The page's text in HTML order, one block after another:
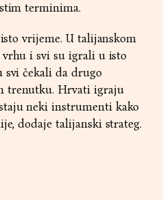
terminima.
vrijeme. U talijanskom
i svi su igrali u isto
svi čekali da drugo
trenutku. Hrvati igraju
neki instrumenti kako
dodaje talijanski strateg.